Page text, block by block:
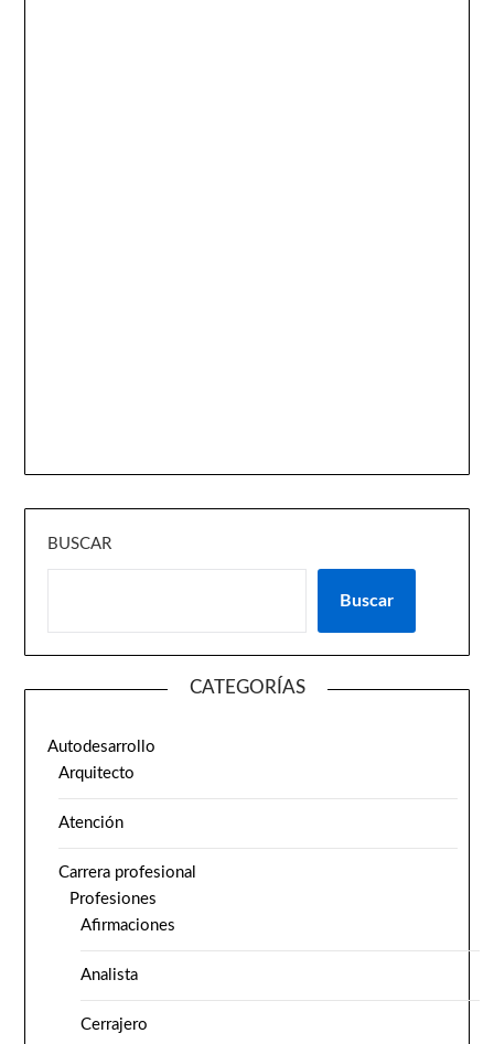
BUSCAR
Buscar
CATEGORÍAS
Autodesarrollo
Arquitecto
Atención
Carrera profesional
Profesiones
Afirmaciones
Analista
Cerrajero